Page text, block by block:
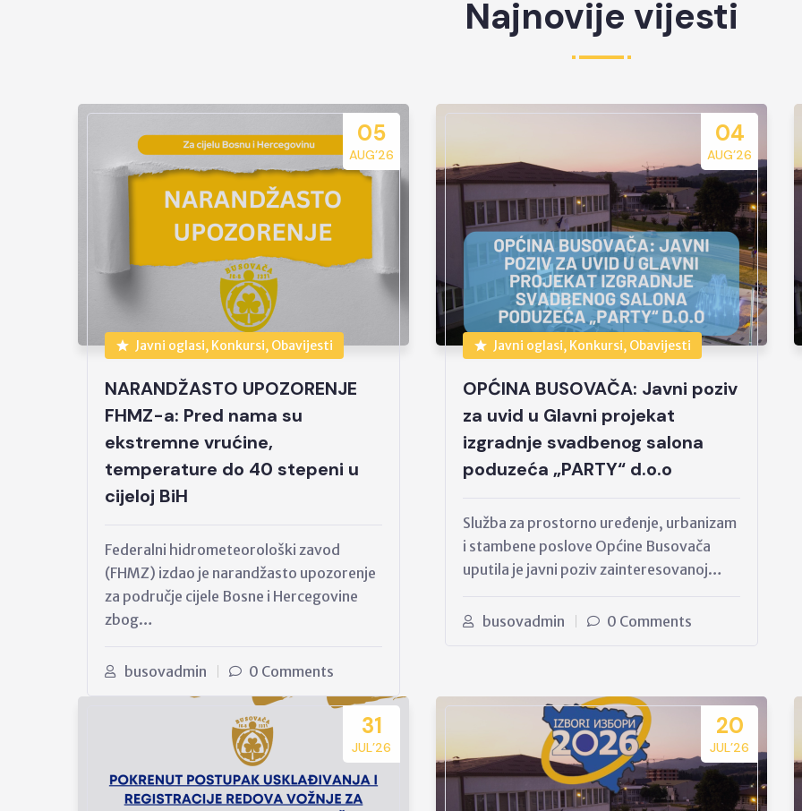
Najnovije vijesti
05
AUG’26
Javni oglasi, Konkursi, Obavijesti
NARANDŽASTO UPOZORENJE
FHMZ-a: Pred nama su
ekstremne vrućine,
temperature do 40 stepeni u
cijeloj BiH
Federalni hidrometeorološki zavod
(FHMZ) izdao je narandžasto upozorenje
za područje cijele Bosne i Hercegovine
zbog…
busovadmin 0 Comments
04
AUG’26
Javni oglasi, Konkursi, Obavijesti
OPĆINA BUSOVAČA: Javni poziv
za uvid u Glavni projekat
izgradnje svadbenog salona
poduzeća „PARTY“ d.o.o
Služba za prostorno uređenje, urbanizam
i stambene poslove Općine Busovača
uputila je javni poziv zainteresovanoj…
busovadmin 0 Comments
31
JUL’26
20
JUL’26